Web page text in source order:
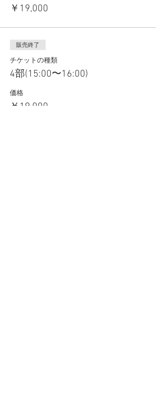
￥19,000
販売終了
チケットの種類
4部(15:00〜16:00)
価格
￥19,000